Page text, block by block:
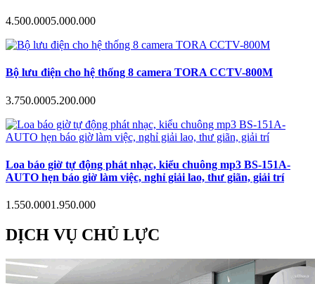
4.500.0005.000.000
Bộ lưu điện cho hệ thống 8 camera TORA CCTV-800M
3.750.0005.200.000
Loa báo giờ tự động phát nhạc, kiểu chuông mp3 BS-151A-
AUTO hẹn báo giờ làm việc, nghỉ giải lao, thư giãn, giải trí
1.550.0001.950.000
DỊCH VỤ CHỦ LỰC